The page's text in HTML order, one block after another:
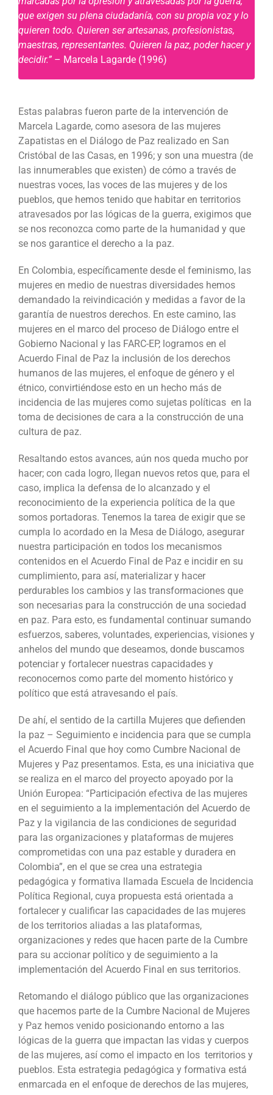
que exigen su plena ciudadanía, con su propia voz y lo
quieren todo. Quieren ser artesanas, profesionistas,
maestras, representantes. Quieren la paz, poder hacer y
decidir.”– Marcela Lagarde (1996)
Estas palabras fueron parte de la intervención de
Marcela Lagarde, como asesora de las mujeres
Zapatistas en el Diálogo de Paz realizado en San
Cristóbal de las Casas, en 1996; y son una muestra (de
las innumerables que existen) de cómo a través de
nuestras voces, las voces de las mujeres y de los
pueblos, que hemos tenido que habitar en territorios
atravesados por las lógicas de la guerra, exigimos que
se nos reconozca como parte de la humanidad y que
se nos garantice el derecho a la paz.
En Colombia, específicamente desde el feminismo, las
mujeres en medio de nuestras diversidades hemos
demandado la reivindicación y medidas a favor de la
garantía de nuestros derechos. En este camino, las
mujeres en el marco del proceso de Diálogo entre el
Gobierno Nacional y las FARC-EP, logramos en el
Acuerdo Final de Paz la inclusión de los derechos
humanos de las mujeres, el enfoque de género y el
étnico, convirtiéndose esto en un hecho más de
incidencia de las mujeres como sujetas políticas en la
toma de decisiones de cara a la construcción de una
cultura de paz.
Resaltando estos avances, aún nos queda mucho por
hacer; con cada logro, llegan nuevos retos que, para el
caso, implica la defensa de lo alcanzado y el
reconocimiento de la experiencia política de la que
somos portadoras. Tenemos la tarea de exigir que se
cumpla lo acordado en la Mesa de Diálogo, asegurar
nuestra participación en todos los mecanismos
contenidos en el Acuerdo Final de Paz e incidir en su
cumplimiento, para así, materializar y hacer
perdurables los cambios y las transformaciones que
son necesarias para la construcción de una sociedad
en paz. Para esto, es fundamental continuar sumando
esfuerzos, saberes, voluntades, experiencias, visiones y
anhelos del mundo que deseamos, donde buscamos
potenciar y fortalecer nuestras capacidades y
reconocernos como parte del momento histórico y
político que está atravesando el país.
De ahí, el sentido de la cartilla Mujeres que defienden
la paz – Seguimiento e incidencia para que se cumpla
el Acuerdo Final que hoy como Cumbre Nacional de
Mujeres y Paz presentamos. Esta, es una iniciativa que
se realiza en el marco del proyecto apoyado por la
Unión Europea: “Participación efectiva de las mujeres
en el seguimiento a la implementación del Acuerdo de
Paz y la vigilancia de las condiciones de seguridad
para las organizaciones y plataformas de mujeres
comprometidas con una paz estable y duradera en
Colombia”, en el que se crea una estrategia
pedagógica y formativa llamada Escuela de Incidencia
Política Regional, cuya propuesta está orientada a
fortalecer y cualificar las capacidades de las mujeres
de los territorios aliadas a las plataformas,
organizaciones y redes que hacen parte de la Cumbre
para su accionar político y de seguimiento a la
implementación del Acuerdo Final en sus territorios.
Retomando el diálogo público que las organizaciones
que hacemos parte de la Cumbre Nacional de Mujeres
y Paz hemos venido posicionando entorno a las
lógicas de la guerra que impactan las vidas y cuerpos
de las mujeres, así como el impacto en los territorios y
pueblos. Esta estrategia pedagógica y formativa está
enmarcada en el enfoque de derechos de las mujeres,